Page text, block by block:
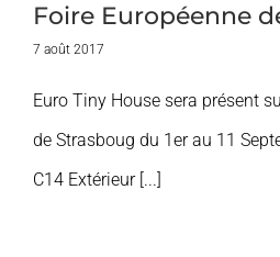
Foire Européenne
7 août 2017
Euro Tiny House sera présent
de Strasboug du 1er au 11
C14 Extérieur [...]